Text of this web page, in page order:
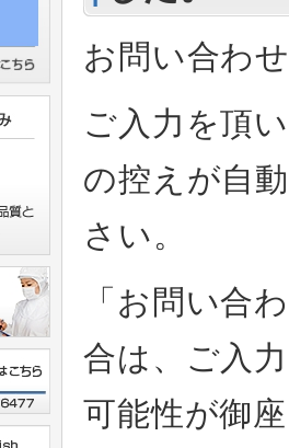
お問い合わ
ご入力を頂
の控えが自
さい。
「お問い合
合は、ご入
可能性が御